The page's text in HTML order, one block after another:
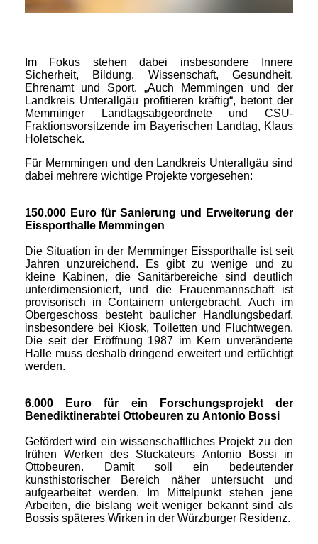
Im Fokus stehen dabei insbesondere Innere
Sicherheit, Bildung, Wissenschaft, Gesundheit,
Ehrenamt und Sport. „Auch Memmingen und der
Landkreis Unterallgäu profitieren kräftig“, betont der
Memminger Landtagsabgeordnete und CSU-
Fraktionsvorsitzende im Bayerischen Landtag, Klaus
Holetschek.
Für Memmingen und den Landkreis Unterallgäu sind
dabei mehrere wichtige Projekte vorgesehen:
150.000 Euro für Sanierung und Erweiterung der
Eissporthalle Memmingen
Die Situation in der Memminger Eissporthalle ist seit
Jahren unzureichend. Es gibt zu wenige und zu
kleine Kabinen, die Sanitärbereiche sind deutlich
unterdimensioniert, und die Frauenmannschaft ist
provisorisch in Containern untergebracht. Auch im
Obergeschoss besteht baulicher Handlungsbedarf,
insbesondere bei Kiosk, Toiletten und Fluchtwegen.
Die seit der Eröffnung 1987 im Kern unveränderte
Halle muss deshalb dringend erweitert und ertüchtigt
werden.
6.000 Euro für ein Forschungsprojekt der
Benediktinerabtei Ottobeuren zu Antonio Bossi
Gefördert wird ein wissenschaftliches Projekt zu den
frühen Werken des Stuckateurs Antonio Bossi in
Ottobeuren. Damit soll ein bedeutender
kunsthistorischer Bereich näher untersucht und
aufgearbeitet werden. Im Mittelpunkt stehen jene
Arbeiten, die bislang weit weniger bekannt sind als
Bossis späteres Wirken in der Würzburger Residenz.